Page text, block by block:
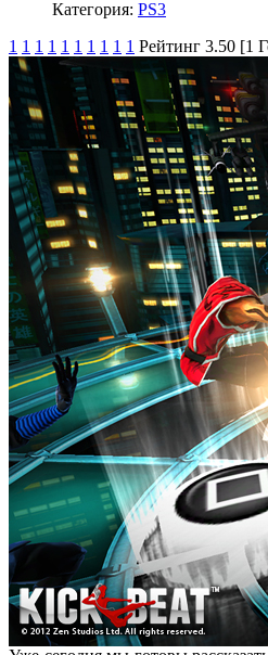
Категория: PS3
1 1 1 1 1 1 1 1 1 1 Рейтинг 3.50 [1